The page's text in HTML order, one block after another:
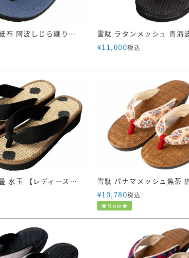
雪駄 デニム風紙布 阿波しじら織り横縞花緒・虹 【レディース】｜R1536
¥11,000税込
雪駄 国産い草畳 水玉 【レディース】｜R459｜黒
¥10,780税込
★New★